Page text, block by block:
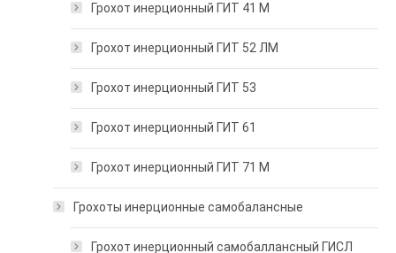
Грохот инерционный ГИТ 41 М
Грохот инерционный ГИТ 52 ЛМ
Грохот инерционный ГИТ 53
Грохот инерционный ГИТ 61
Грохот инерционный ГИТ 71 М
Грохоты инерционные самобалансные
Грохот инерционный самобаллансный ГИСЛ